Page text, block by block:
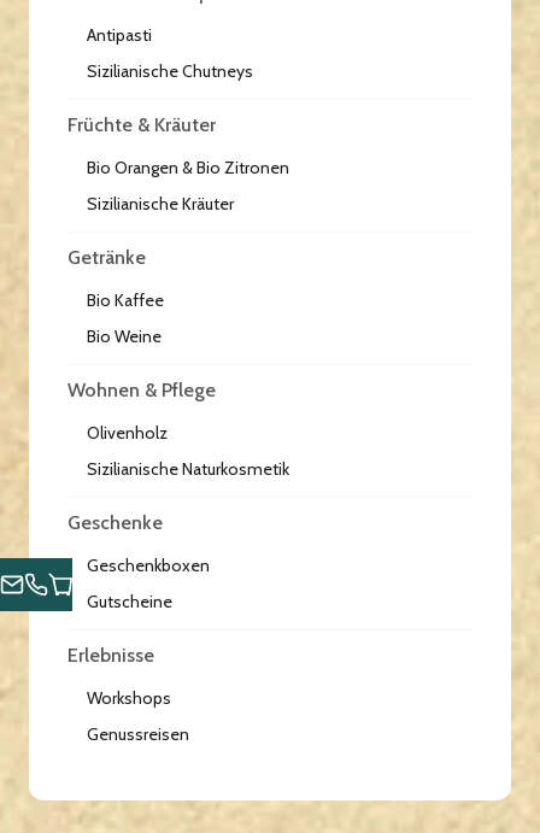
Antipasti
Sizilianische Chutneys
Früchte & Kräuter
Bio Orangen & Bio Zitronen
Sizilianische Kräuter
Getränke
Bio Kaffee
Bio Weine
Wohnen & Pflege
Olivenholz
Sizilianische Naturkosmetik
Geschenke
Geschenkboxen
Gutscheine
Erlebnisse
Workshops
Genussreisen